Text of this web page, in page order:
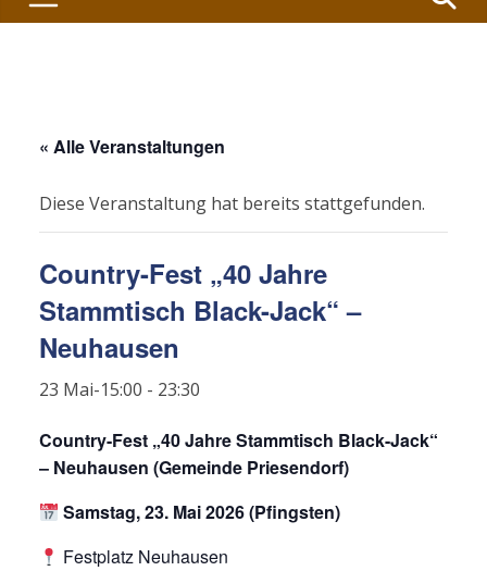
« Alle Veranstaltungen
Diese Veranstaltung hat bereits stattgefunden.
Country-Fest „40 Jahre
Stammtisch Black-Jack“ –
Neuhausen
23 Mai-15:00 - 23:30
Country-Fest „40 Jahre Stammtisch Black-Jack“
– Neuhausen (Gemeinde Priesendorf)
Samstag, 23. Mai 2026 (Pfingsten)
Festplatz Neuhausen